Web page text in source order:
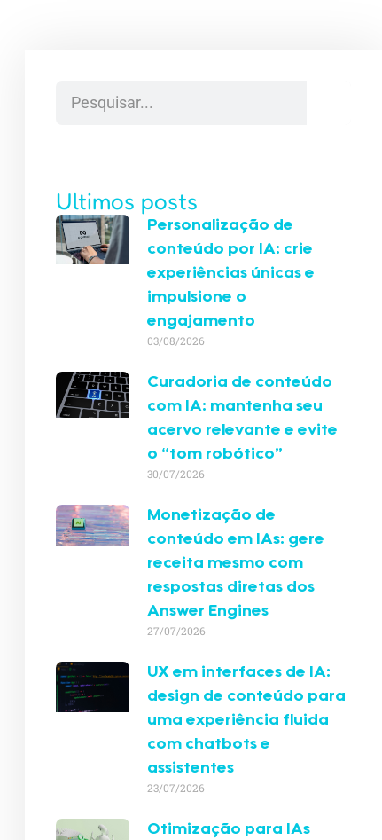
Ultimos posts
Personalização de
conteúdo por IA: crie
experiências únicas e
impulsione o
engajamento
03/08/2026
Curadoria de conteúdo
com IA: mantenha seu
acervo relevante e evite
o “tom robótico”
30/07/2026
Monetização de
conteúdo em IAs: gere
receita mesmo com
respostas diretas dos
Answer Engines
27/07/2026
UX em interfaces de IA:
design de conteúdo para
uma experiência fluida
com chatbots e
assistentes
23/07/2026
Otimização para IAs